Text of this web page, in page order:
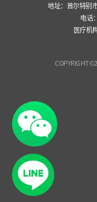
地址：首尔特别
电话
医疗机